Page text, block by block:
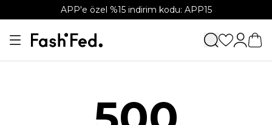
APP'e özel %15 indirim kodu: APP15